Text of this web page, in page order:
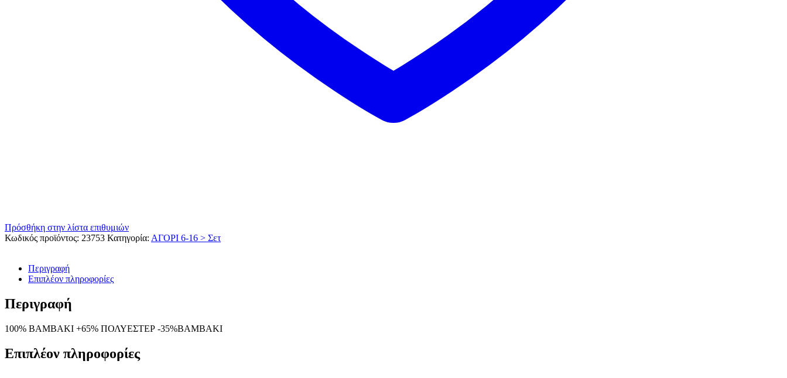
Πρόσθήκη στην λίστα επιθυμιών
Κωδικός προϊόντος: 23753 Κατηγορία: ΑΓΟΡΙ 6-16 > Σετ
Περιγραφή
Επιπλέον πληροφορίες
Περιγραφή
100% ΒΑΜΒΑΚΙ +65% ΠΟΛΥΕΣΤΕΡ -35%ΒΑΜΒΑΚΙ
Επιπλέον πληροφορίες